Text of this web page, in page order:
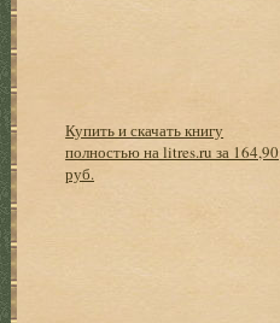
Купить и скачать книгу
полностью на litres.ru за 164,90
руб.